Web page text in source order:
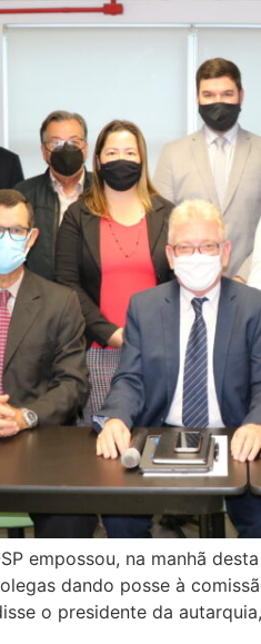
empossou, na manhã
dando posse à
o presidente da